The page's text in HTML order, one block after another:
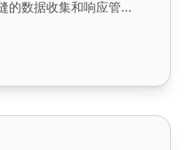
的数据收集和响应管